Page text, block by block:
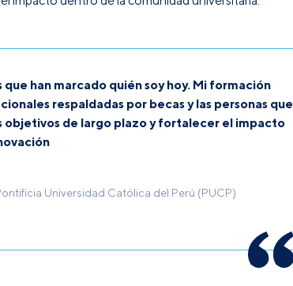
han marcado quién soy hoy. Mi formación
respaldadas por becas y las personas que
objetivos de largo plazo y fortalecer el impacto
Universidad Católica del Perú (PUCP)